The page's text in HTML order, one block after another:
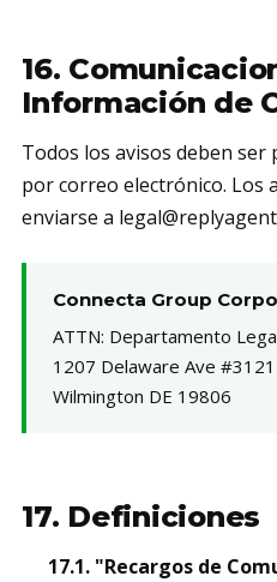
16.
Información de
Todos los avisos deben ser
por correo electrónico. Los
enviarse a
Connecta Group
ATTN: Departamento
1207 Delaware Ave #3121
Wilmington DE 19806
17. Definiciones
17.1. "Recargos de